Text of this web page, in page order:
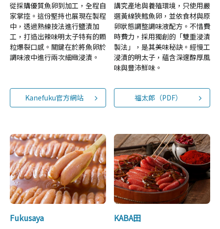
從採購優質魚卵到加工，全程自
家掌控。這份堅持也展現在製程
中，透過熟練技法進行鹽漬加
工，打造出辣味明太子特有的顆
粒爆裂口感。關鍵在於將魚卵於
調味液中進行兩次細緻浸漬。
Kanefuku官方網站
講究產地與養殖環境，只使用嚴
選黃線狹鱈魚卵，並依食材與原
卵狀態調整調味液配方。不惜費
時費力，採用獨創的「雙重浸漬
製法」，是其美味秘訣。經慢工
浸漬的明太子，蘊含深邃醇厚風
味與豐沛鮮味。
福太郎（PDF）
Fukusaya KABA田